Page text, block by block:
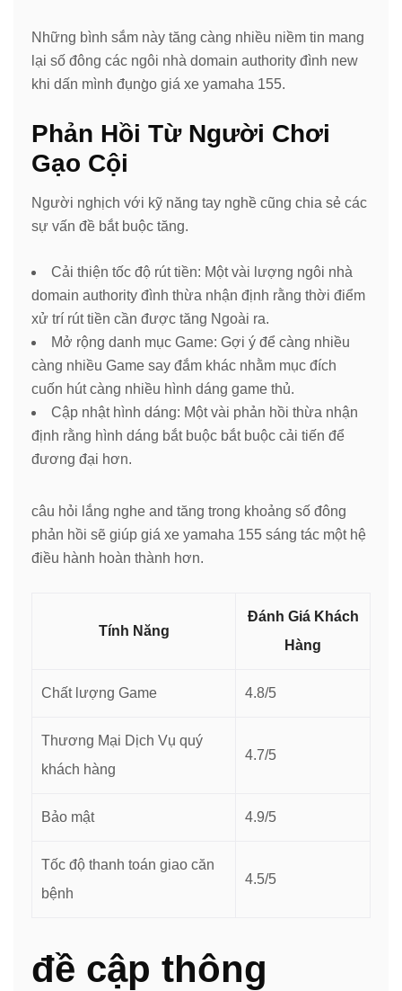
Những bình sắm này tăng càng nhiều niềm tin mang
lại số đông các ngôi nhà domain authority đình new
khi dấn mình đụng̀o giá xe yamaha 155.
Phản Hồi Từ Người Chơi
Gạo Cội
Người nghịch với kỹ năng tay nghề cũng chia sẻ các
sự vấn đề bắt buộc tăng.
Cải thiện tốc độ rút tiền: Một vài lượng ngôi nhà
domain authority đình thừa nhận định rằng thời điểm
xử trí rút tiền cần được tăng Ngoài ra.
Mở rộng danh mục Game: Gợi ý để càng nhiều
càng nhiều Game say đắm khác nhằm mục đích
cuốn hút càng nhiều hình dáng game thủ.
Cập nhật hình dáng: Một vài phản hồi thừa nhận
định rằng hình dáng bắt buộc bắt buộc cải tiến để
đương đại hơn.
câu hỏi lắng nghe and tăng trong khoảng số đông
phản hồi sẽ giúp giá xe yamaha 155 sáng tác một hệ
điều hành hoàn thành hơn.
Tính Năng
Đánh Giá Khách
Hàng
Chất lượng Game 4.8/5
Thương Mại Dịch Vụ quý
khách hàng
4.7/5
Bảo mật 4.9/5
Tốc độ thanh toán giao căn
bệnh
4.5/5
đề cập thông